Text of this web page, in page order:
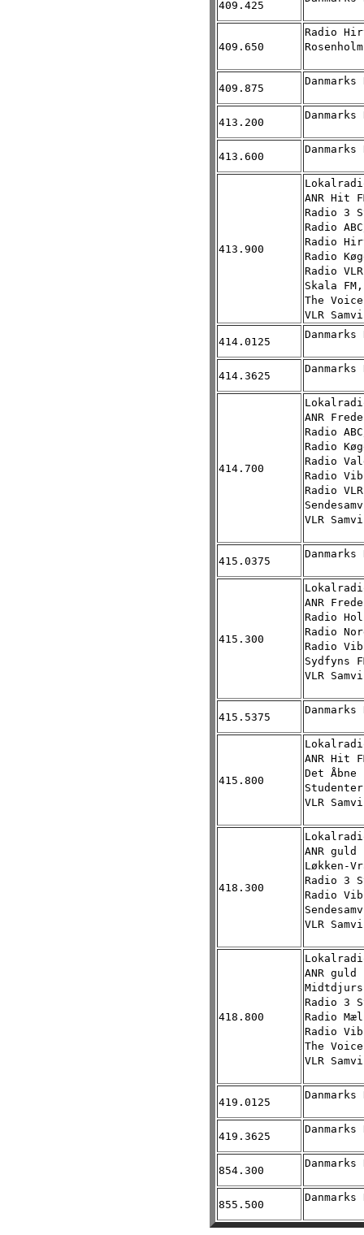
409.425
409.650
Radio
409.875
Danmarks
413.200
Danmarks
413.600
Danmarks
413.900
ANR Hit
Radio 3
Radio
Radio
Radio
Radio
Skala
The Voice
VLR
414.0125
Danmarks
414.3625
Danmarks
414.700
ANR
Radio
Radio
Radio
Radio
Radio
VLR
415.0375
Danmarks
415.300
ANR
Radio
Radio
Radio
Sydfyns
VLR
415.5375
Danmarks
415.800
ANR Hit
Det Åbne
VLR
418.300
ANR guld
Løkken-
Radio 3
Radio
VLR
418.800
ANR guld
Midtdjurs
Radio 3
Radio
Radio
The
VLR
419.0125
Danmarks
419.3625
Danmarks
854.300
Danmarks
855.500
Danmarks